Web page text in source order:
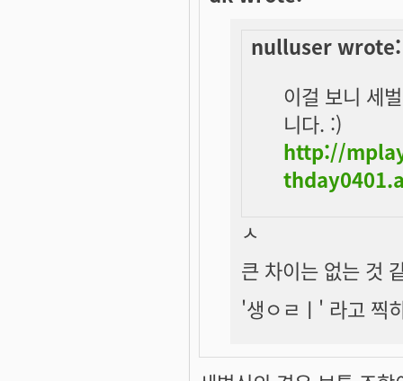
nulluser wrote:
이걸 보니 세
니다. :)
http://
ㅅ
큰 차이는 없는 것
'생ㅇㄹㅣ' 라고 찍